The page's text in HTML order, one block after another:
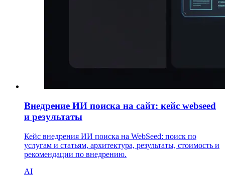
Внедрение ИИ поиска на сайт: кейс webseed
и результаты
Кейс внедрения ИИ поиска на WebSeed: поиск по
услугам и статьям, архитектура, результаты, стоимость и
рекомендации по внедрению.
AI